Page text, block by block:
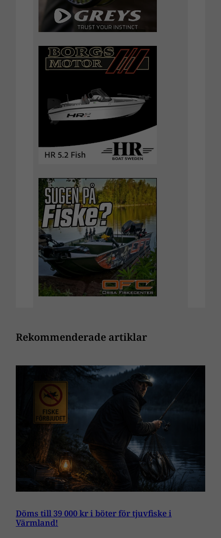
Rekommenderade artiklar
Döms till 39 000 kr i böter för tjuvfiske i
Värmland!